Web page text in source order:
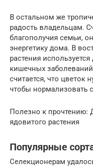
В остальном же
радость владельцам.
благополучия семьи,
энергетику дома. В
растения
кишечных
считается, что цветок
чтобы нормализовать
Полезно к прочтению:
ядовитого растения
Популярные
Селекционерам